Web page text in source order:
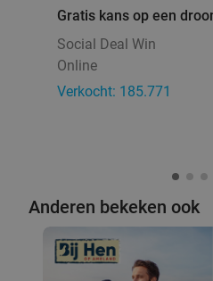
Gratis kans op een
Social Deal Win
Online
Verkocht: 185.771
Anderen bekeken ook